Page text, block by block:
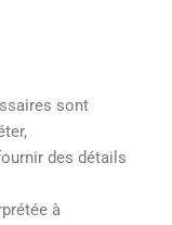
sont
des détails
à